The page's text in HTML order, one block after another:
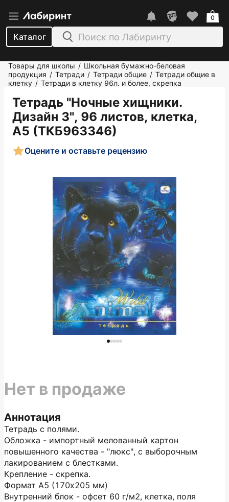
Каталог
0
Товары для школы / Школьная бумажно-беловая
продукция / Тетради / Тетради общие / Тетради общие в
клетку / Тетради в клетку 96л. и более, скрепка
Тетрадь "Ночные хищники.
Дизайн 3", 96 листов, клетка,
А5 (ТКБ963346)
Оцените и оставьте рецензию
Аннотация
Тетрадь с полями.
Обложка - импортный мелованный картон
повышенного качества - "люкс", с выборочным
лакированием с блестками.
Крепление - скрепка.
Формат А5 (170х205 мм)
Внутренний блок - офсет 60 г/м2, клетка, поля
Нет в продаже